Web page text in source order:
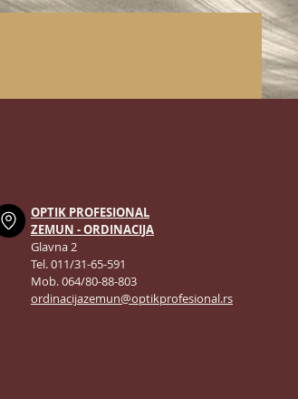
OPTIK PROFESIONAL
ZEMUN - ORDINACIJA
Glavna 2
Tel. 011/31-65-591
Mob. 064/80-88-803
ordinacijazemun@optikprofesional.rs